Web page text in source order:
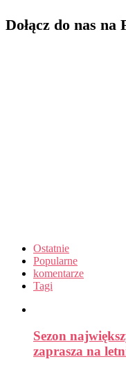
Dołącz do nas
Ostatnie
Popularne
komentarze
Tagi
Sezon
zaprasza na